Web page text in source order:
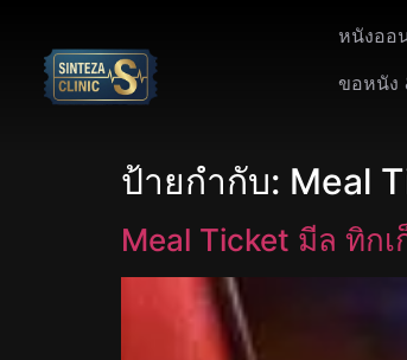
หนังออ
ขอหนัง
ป้ายกำกับ: Meal
Meal Ticket มีล ทิก